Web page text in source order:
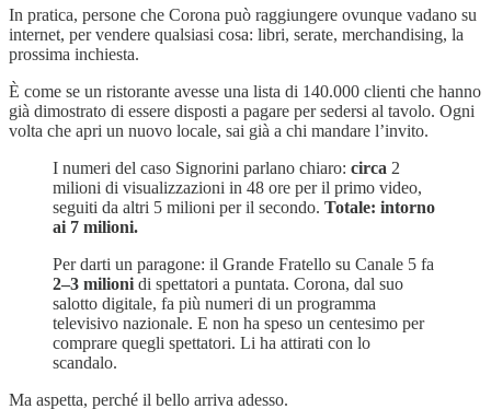
In pratica, persone che Corona può raggiungere ovunque vadano su
internet, per vendere qualsiasi cosa: libri, serate, merchandising, la
prossima inchiesta.
È come se un ristorante avesse una lista di 140.000 clienti che hanno
già dimostrato di essere disposti a pagare per sedersi al tavolo. Ogni
volta che apri un nuovo locale, sai già a chi mandare l’invito.
I numeri del caso Signorini parlano chiaro: circa 2
milioni di visualizzazioni in 48 ore per il primo video,
seguiti da altri 5 milioni per il secondo. Totale: intorno
ai 7 milioni.
Per darti un paragone: il Grande Fratello su Canale 5 fa
2–3 milioni di spettatori a puntata. Corona, dal suo
salotto digitale, fa più numeri di un programma
televisivo nazionale. E non ha speso un centesimo per
comprare quegli spettatori. Li ha attirati con lo
scandalo.
Ma aspetta, perché il bello arriva adesso.